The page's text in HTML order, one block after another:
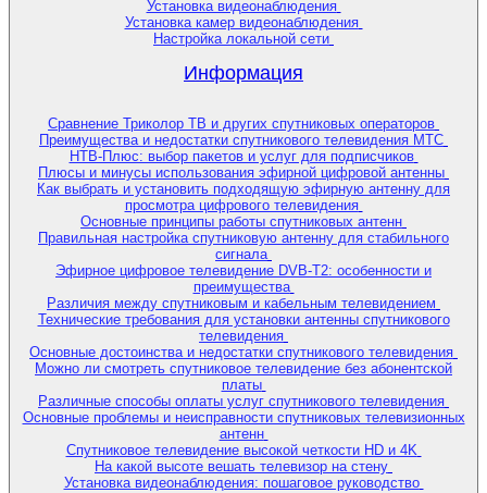
Установка видеонаблюдения
Установка камер видеонаблюдения
Настройка локальной сети
Информация
Сравнение Триколор ТВ и других спутниковых операторов
Преимущества и недостатки спутникового телевидения МТС
НТВ-Плюс: выбор пакетов и услуг для подписчиков
Плюсы и минусы использования эфирной цифровой антенны
Как выбрать и установить подходящую эфирную антенну для
просмотра цифрового телевидения
Основные принципы работы спутниковых антенн
Правильная настройка спутниковую антенну для стабильного
сигнала
Эфирное цифровое телевидение DVB-T2: особенности и
преимущества
Различия между спутниковым и кабельным телевидением
Технические требования для установки антенны спутникового
телевидения
Основные достоинства и недостатки спутникового телевидения
Можно ли смотреть спутниковое телевидение без абонентской
платы
Различные способы оплаты услуг спутникового телевидения
Основные проблемы и неисправности спутниковых телевизионных
антенн
Спутниковое телевидение высокой четкости HD и 4K
На какой высоте вешать телевизор на стену
Установка видеонаблюдения: пошаговое руководство